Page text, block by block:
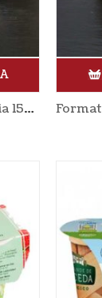
Formatge per untar California 150gr OMA